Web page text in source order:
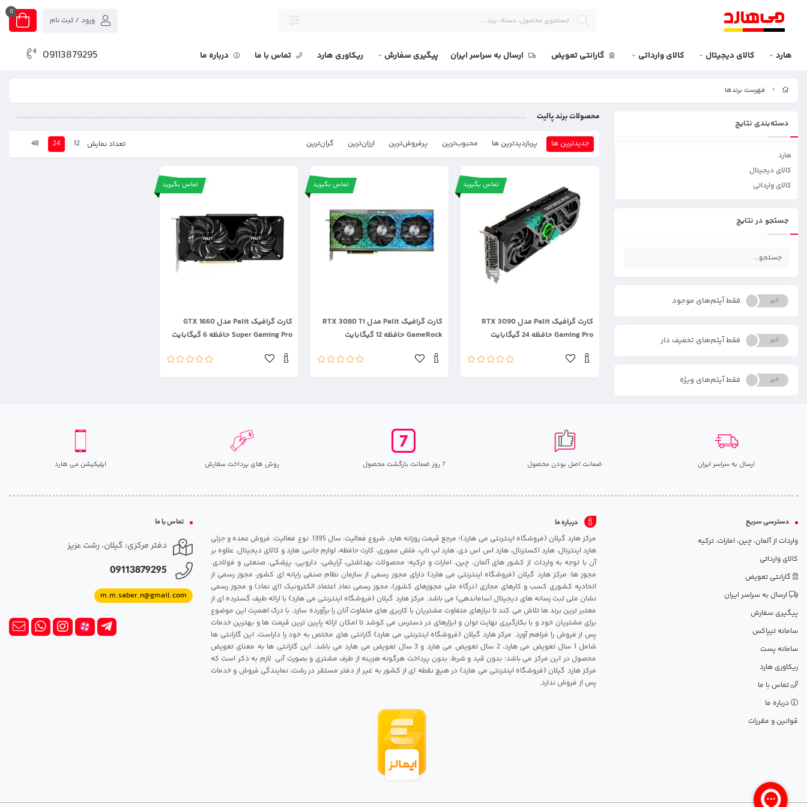
0
ورود / ثبت نام
هارد کالای دیجیتال کالای وارداتی گارانتی تعویض ارسال به سراسر ایران پیگیری سفارش ریکاوری هارد تماس با ما درباره ما 09113879295
فهرست برندها
دسته‌بندی نتایج
هارد
کالای دیجیتال
کالای وارداتی
جستجو در نتایج
بله خیر فقط آیتم‌های موجود
بله خیر فقط آیتم‌های تخفیف دار
بله خیر فقط آیتم‌های ویژه
محصولات برند پالیت
جدیدترین ها پربازدیدترین ها محبوب‌‌ترین پرفروش‌ترین ارزان‌ترین گران‌ترین تعداد نمایش 12
24
48
تماس بگیرید
کارت گرافیک Palit مدل RTX 3090
Gaming Pro حافظه 24 گیگابایت
تماس بگیرید
کارت گرافیک Palit مدل RTX 3080 Ti
GameRock حافظه 12 گیگابایت
تماس بگیرید
کارت گرافیک Palit مدل GTX 1660
Super Gaming Pro حافظه 6 گیگابایت
ارسال به سراسر ایران ضمانت اصل بودن محصول 7 روز ضمانت بازگشت محصول روش های پرداخت سفارش اپلیکیشن می هارد
دسترسی سریع
واردات از آلمان، چین، امارات، ترکیه
کالای وارداتی
گارانتی تعویض
ارسال به سراسر ایران
پیگیری سفارش
سامانه تیپاکس
سامانه پست
ریکاوری هارد
تماس با ما
درباره ما
قوانین و مقررات
درباره ما
مرکز هارد گیلان {فروشگاه اینترنتی می هارد}؛ مرجع قیمت روزانه هارد. شروع فعالیت: سال 1395. نوع فعالیت: فروش عمده و جزئی
هارد اینترنال، هارد اکسترنال، هارد اس اس دی، هارد لپ تاپ، فلش مموری، کارت حافظه، لوازم جانبی هارد و کالای دیجیتال. علاوه بر
آن با توجه به واردات از کشور های آلمان، چین، امارات و ترکیه؛ محصولات بهداشتی، آرایشی، دارویی، پزشکی، صنعتی و فولادی.
مجوز ها: مرکز هارد گیلان {فروشگاه اینترنتی می هارد} دارای مجوز رسمی از سازمان نظام صنفی رایانه ای کشور، مجوز رسمی از
اتحادیه کشوری کسب و کارهای مجازی (درگاه ملی مجوزهای کشور)، مجوز رسمی نماد اعتماد الکترونیک (ای نماد) و مجوز رسمی
نشان ملی ثبت رسانه های دیجیتال (ساماندهی) می باشد. مرکز هارد گیلان {فروشگاه اینترنتی می هارد} با ارائه طیف گسترده ای از
معتبر ترین برند ها تلاش می کند تا نیازهای متفاوت مشتریان با کاربری های متفاوت آنان را برآورده سازد. با درک اهمیت این موضوع
برای مشتریان خود و با بکارگیری نهایت توان و ابزارهای در دسترس می کوشد تا امکان ارائه پایین ترین قیمت ها و بهترین خدمات
پس از فروش را فراهم آورد. مرکز هارد گیلان {فروشگاه اینترنتی می هارد} گارانتی های مختص به خود را داراست، این گارانتی ها
شامل 1 سال تعویض می هارد، 2 سال تعویض می هارد و 3 سال تعویض می هارد می باشد. این گارانتی ها به معنای تعویض
محصول در این مرکز می باشد؛ بدون قید و شرط، بدون پرداخت هرگونه هزینه از طرف مشتری و بصورت آنی. لازم به ذکر است که
مرکز هارد گیلان {فروشگاه اینترنتی می هارد} در هیچ نقطه ای از کشور به غیر از دفتر مستقر در رشت، نمایندگی فروش و خدمات
پس از فروش ندارد.
تماس با ما
دفتر مرکزی: گیلان، رشت عزیز
09113879295
m.m.saber.n@gmail.com